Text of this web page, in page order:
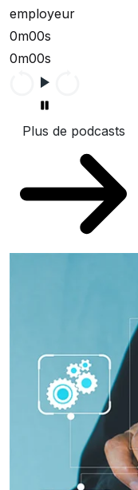
employeur
0m00s
0m00s
Plus de podcasts